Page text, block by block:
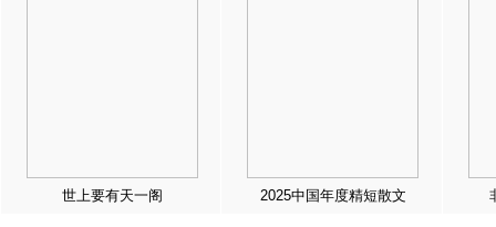
世上要有天一阁 2025中国年度精短散文